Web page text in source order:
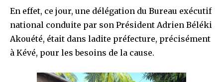
En effet, ce jour, une délégation du Bureau exécutif
national conduite par son Président Adrien Béléki
Akouété, était dans ladite préfecture, précisément
à Kévé, pour les besoins de la cause.